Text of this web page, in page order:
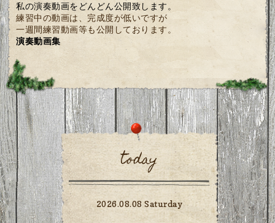
私の演奏動画をどんどん公開致します。
練習中の動画は、完成度が低いですが
一週間練習動画等も公開しております。
演奏動画集
today
2026.08.08 Saturday